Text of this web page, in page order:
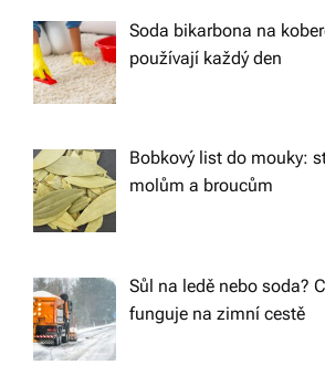
Soda bikarbona na
používají každý den
Bobkový list do mouky:
molům a broucům
Sůl na ledě nebo soda?
funguje na zimní cestě